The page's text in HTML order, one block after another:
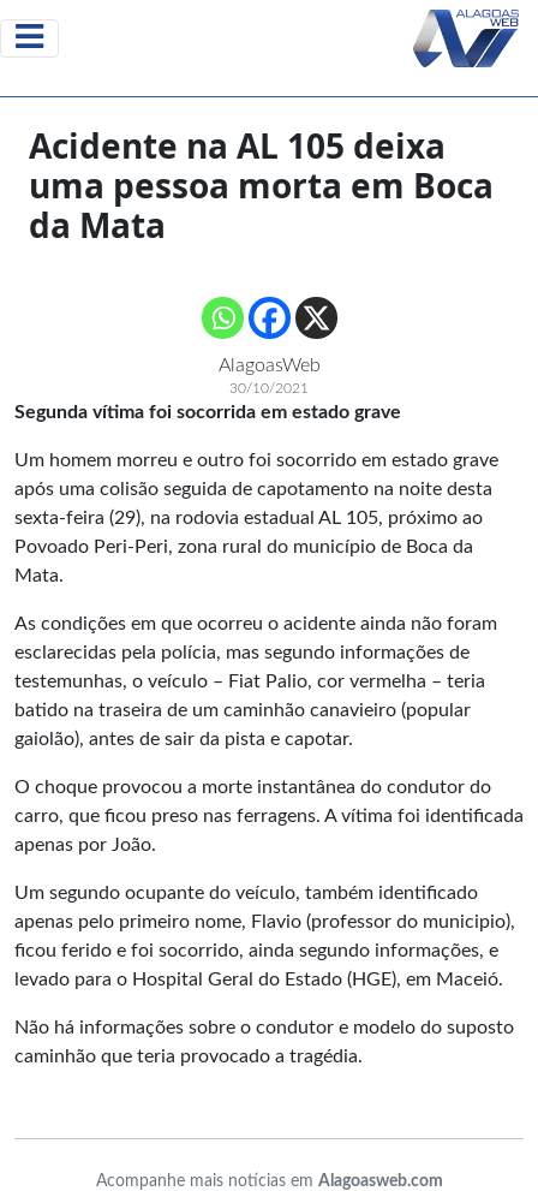
Acidente na AL 105 deixa
uma pessoa morta em Boca
da Mata
AlagoasWeb
30/10/2021
Segunda vítima foi socorrida em estado grave
Um homem morreu e outro foi socorrido em estado grave
após uma colisão seguida de capotamento na noite desta
sexta-feira (29), na rodovia estadual AL 105, próximo ao
Povoado Peri-Peri, zona rural do município de Boca da
Mata.
As condições em que ocorreu o acidente ainda não foram
esclarecidas pela polícia, mas segundo informações de
testemunhas, o veículo – Fiat Palio, cor vermelha – teria
batido na traseira de um caminhão canavieiro (popular
gaiolão), antes de sair da pista e capotar.
O choque provocou a morte instantânea do condutor do
carro, que ficou preso nas ferragens. A vítima foi identificada
apenas por João.
Um segundo ocupante do veículo, também identificado
apenas pelo primeiro nome, Flavio (professor do municipio),
ficou ferido e foi socorrido, ainda segundo informações, e
levado para o Hospital Geral do Estado (HGE), em Maceió.
Não há informações sobre o condutor e modelo do suposto
caminhão que teria provocado a tragédia.
Acompanhe mais notícias em Alagoasweb.com